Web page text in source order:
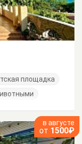
площадка
в августе
от 1500₽